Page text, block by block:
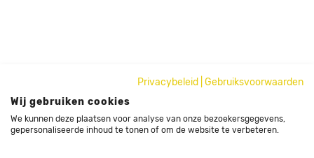
Privacybeleid
Gebruiksvoorwaarden
Wij gebruiken cookies
We kunnen deze plaatsen voor analyse van onze bezoekersgegevens,
gepersonaliseerde inhoud te tonen of om de website te verbeteren.